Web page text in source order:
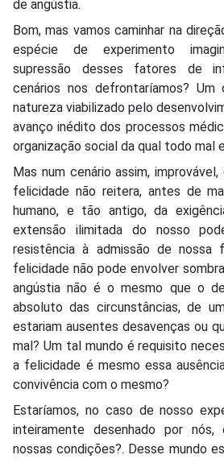
de angústia.
Bom, mas vamos caminhar na
espécie de experimento
supressão desses fatores de
cenários nos defrontaríamos?
natureza viabilizado pelo
avanço inédito dos processos
organização social da qual todo mal
Mas num cenário assim,
felicidade não reitera, antes de
humano, e tão antigo, da
extensão ilimitada do nosso
resistência à admissão de nossa
felicidade não pode envolver
angústia não é o mesmo que o
absoluto das circunstâncias, de
estariam ausentes desavenças ou
mal? Um tal mundo é requisito
a felicidade é mesmo essa
convivência com o mesmo?
Estaríamos, no caso de nosso
inteiramente desenhado por
nossas condições?. Desse mundo